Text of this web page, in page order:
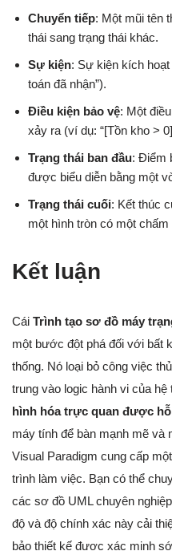
Chuyển tiếp: Một mũi tên
thái sang trạng thái khác.
Sự kiện: Sự kiện kích
toán đã nhận”).
Điều kiện bảo vệ: Một
xảy ra (ví dụ: “[Tồn kho >
Trạng thái ban đầu: Điểm
được biểu diễn bằng một
Trạng thái cuối: Kết thúc
một hình tròn có một chấm
Kết luận
Cái Trình tạo sơ đồ máy
một bước đột phá đối với bất
thống. Nó loại bỏ công việc
trung vào logic hành vi của
hình hóa trực quan được
máy tính để bàn mạnh mẽ
Visual Paradigm cung cấp
trình làm việc. Bạn có thể
các sơ đồ UML chuyên
độ và độ chính xác này cải
bảo thiết kế được xác minh